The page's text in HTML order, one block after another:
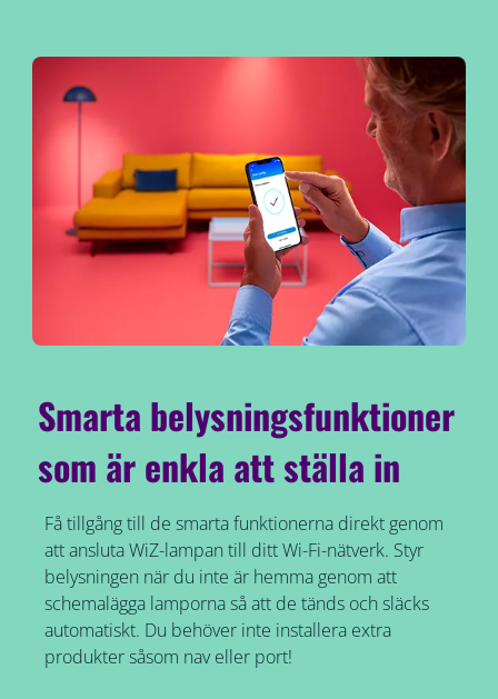
Smarta belysningsfunktioner
som är enkla att ställa in
Få tillgång till de smarta funktionerna direkt genom
att ansluta WiZ-lampan till ditt Wi-Fi-nätverk. Styr
belysningen när du inte är hemma genom att
schemalägga lamporna så att de tänds och släcks
automatiskt. Du behöver inte installera extra
produkter såsom nav eller port!